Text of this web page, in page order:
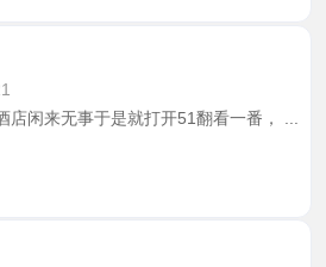
店闲来无事于是就打开51翻看一番， ...